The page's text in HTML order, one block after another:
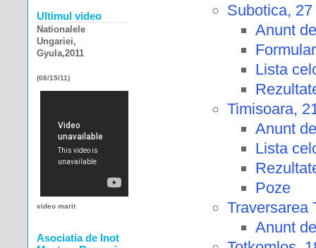
Subotica,
Anunt
Lista
Timisoara,
Anunt
Lista
Poze
Traversarea
Anunt
Ultimul video
Nationalele
Ungariei,
Gyula,2011
(08/15/11)
video marit
Asociatia de Inot